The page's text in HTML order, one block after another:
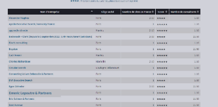
NOTRE ÉQUIPE
NOS EXPERTISES
PRESSE